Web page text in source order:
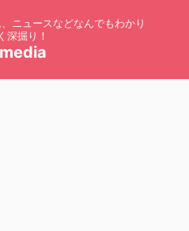
ニュースなどなんでもわかり
深掘り！